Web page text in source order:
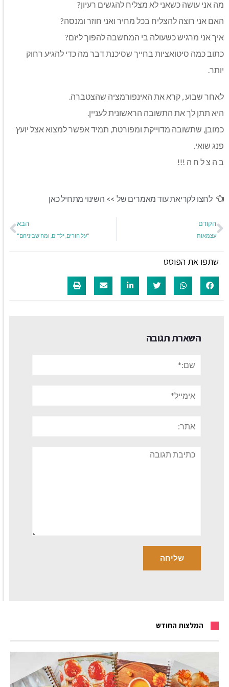
מה אני עושה כשאני לא מצליח להגשים רעיון?
האם אני רוצה להצליח בכל מחיר ואני חוזר ומנסה?
איך אני מרגיש כשעולה בי המחשבה להפוך ליזם?
כתוב כמה סיטואציות בחייך שסיכנת דבר מה כדי להגיע רחוק
יותר.
לאחר שבוע , קרא את האינפורמציה שהצטברה.
היא תתן לך את התשובה הראשונית לעניין.
כמובן, שתשובה מדוייקת ומפורטת, תמיד אפשר למצוא אצל יועץ
פנג שואי.
ב ה צ ל ח ה !!!
לחצו לקריאת עוד מאמרים של >> השינוי מתחיל כאן
הקודם
עצמאות
הבא
"על הורים, ילדים, ומה שביניהם"
שתפו את הפוסט
השארת תגובה
תגובה
המלצות החודש